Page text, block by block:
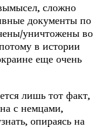
сложно
документы по
уничтожены во
в истории
еще очень
лишь тот факт,
с немцами,
опираясь на